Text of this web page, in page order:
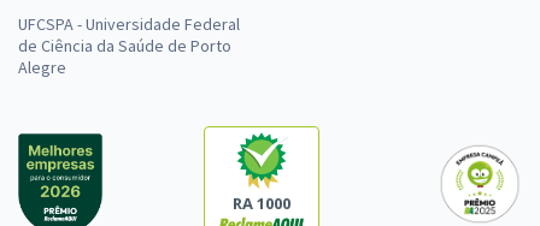
UFCSPA - Universidade Federal
de Ciência da Saúde de Porto
Alegre
RA 1000